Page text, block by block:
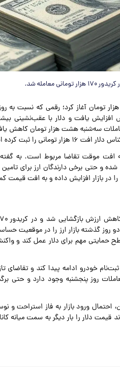
شد.
دلار روز چهارشنبه را با قیمت ۱۷۹ هزار تومان آغاز کرد؛
سه‌شنبه هشت هزار تومان کاهش
را ثبت کرده است.
موقت تقاضا مربوط است. به گفته
و حتی برخی دارندگان ارز برای
در بازار افزایش داده و به افت
گذشته بازار ارز را در موقعیت
نخستین سطح حمایتی مهم برای دلار عمل کند و
خودرو ادامه پیدا کند و تقاضای
۱۷۰ تا ۱۷۵ هزار تومان در معاملات روز پنجشنبه وجود
ورود بازار به فاز استراحت و